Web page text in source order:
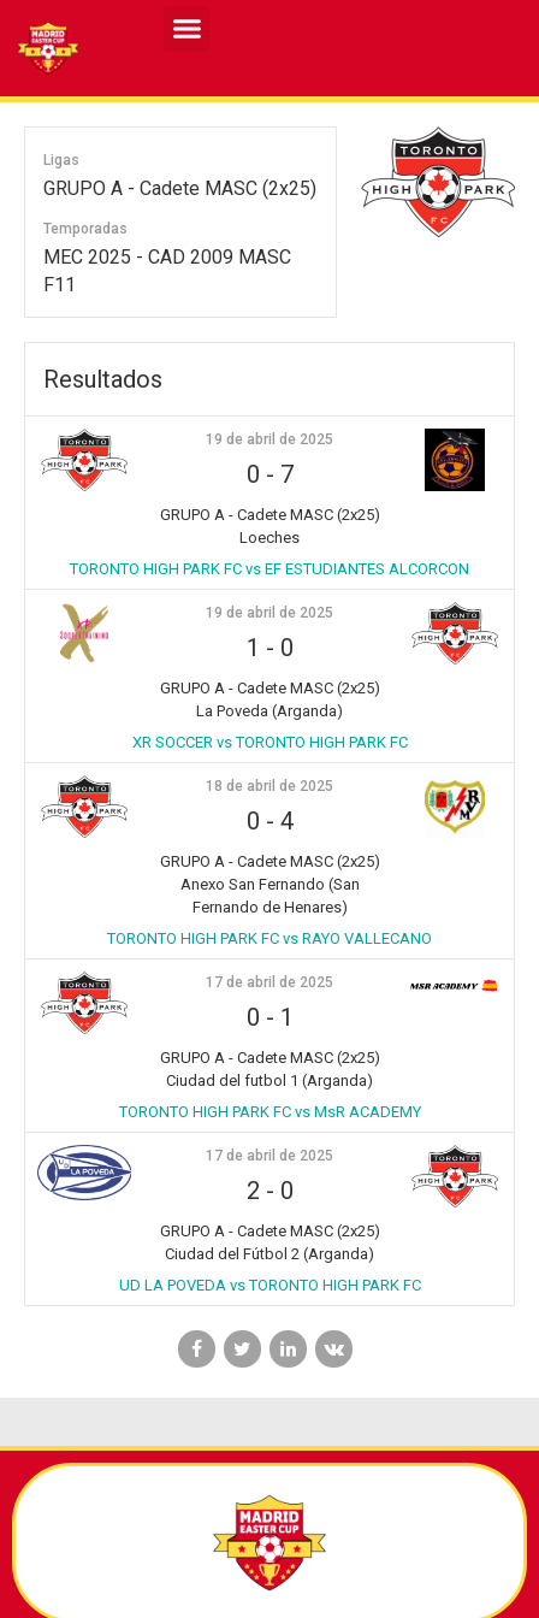
Ligas
GRUPO A - Cadete MASC (2x25)
Temporadas
MEC 2025 - CAD 2009 MASC
F11
Resultados
19 de abril de 2025
0 - 7
GRUPO A - Cadete MASC (2x25)
Loeches
TORONTO HIGH PARK FC vs EF ESTUDIANTES ALCORCON
19 de abril de 2025
1 - 0
GRUPO A - Cadete MASC (2x25)
La Poveda (Arganda)
XR SOCCER vs TORONTO HIGH PARK FC
18 de abril de 2025
0 - 4
GRUPO A - Cadete MASC (2x25)
Anexo San Fernando (San
Fernando de Henares)
TORONTO HIGH PARK FC vs RAYO VALLECANO
17 de abril de 2025
0 - 1
GRUPO A - Cadete MASC (2x25)
Ciudad del futbol 1 (Arganda)
TORONTO HIGH PARK FC vs MsR ACADEMY
17 de abril de 2025
2 - 0
GRUPO A - Cadete MASC (2x25)
Ciudad del Fútbol 2 (Arganda)
UD LA POVEDA vs TORONTO HIGH PARK FC